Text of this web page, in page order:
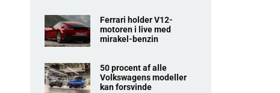
Ferrari holder V12-
motoren i live med
mirakel-benzin
50 procent af alle
Volkswagens modeller
kan forsvinde